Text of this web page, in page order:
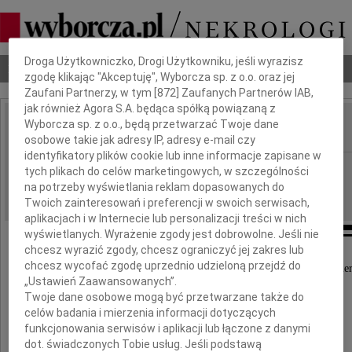
Nekrologi Odeszli Poradnik pogrzebowy
IMIĘ I NAZWISKO:
REGION: Wrocław
DATA EMISJI: 04.05.2019
Z ogromnym bólem przyjąłem wiadomość o
Izabeli
Dbamy o Twoją prywatność
Droga Użytkowniczko, Drogi Użytkowniku, jeśli wyrazisz
zgodę klikając "Akceptuję", Wyborcza sp. z o.o. oraz jej
Zaufani Partnerzy, w tym [872 ] Zaufanych Partnerów IAB,
jak również Agora S.A. będąca spółką powiązaną z
Wyborcza sp. z o.o., będą przetwarzać Twoje dane
osobowe takie jak adresy IP, adresy e-mail czy
identyfikatory plików cookie lub inne informacje zapisane w
tych plikach do celów marketingowych, w szczególności
na potrzeby wyświetlania reklam dopasowanych do
Twoich zainteresowań i preferencji w swoich serwisach,
aplikacjach i w Internecie lub personalizacji treści w nich
wyświetlanych. Wyrażenie zgody jest dobrowolne. Jeśli nie
chcesz wyrazić zgody, chcesz ograniczyć jej zakres lub
chcesz wycofać zgodę uprzednio udzieloną przejdź do
„Ustawień Zaawansowanych”.
Twoje dane osobowe mogą być przetwarzane także do
celów badania i mierzenia informacji dotyczących
funkcjonowania serwisów i aplikacji lub łączone z danymi
dot. świadczonych Tobie usług. Jeśli podstawą